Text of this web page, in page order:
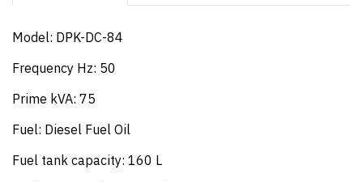
Model: DPK-DC-84
Frequency Hz: 50
Prime kVA: 75
Fuel: Diesel Fuel Oil
Fuel tank capacity: 160 L